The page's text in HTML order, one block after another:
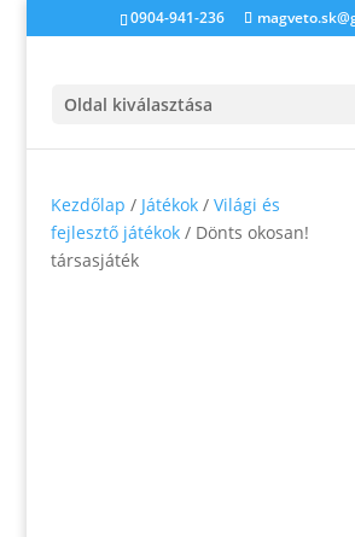
0904-941-236
Oldal kiválasztása
Kezdőlap / Játékok /Világi és
fejlesztő játékok / Dönts okosan!
társasjáték